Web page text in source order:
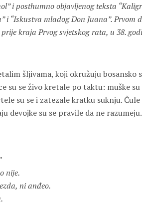
i posthumno objavljenog teksta
i “Iskustva mladog Don Juana”. Prvom
kraja Prvog svjetskog rata, u 38.
šljivama, koji okružuju bosansko
su se živo kretale po taktu: muške
su se i zatezale kratku suknju. Čule
devojke su se pravile da ne
nije.
ni anđeo.